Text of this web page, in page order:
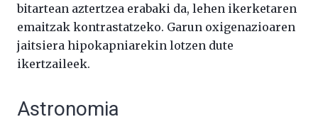
bitartean aztertzea erabaki da, lehen ikerketaren
emaitzak kontrastatzeko. Garun oxigenazioaren
jaitsiera hipokapniarekin lotzen dute
ikertzaileek.
Astronomia